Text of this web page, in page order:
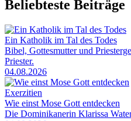
Beliebteste Beiträge
Ein Katholik im Tal des Todes
Bibel, Gottesmutter und
Priester.
04.08.2026
Exerzitien
Wie einst Mose Gott entdecken
Die Dominikanerin Klarissa